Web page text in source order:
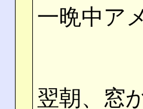
一晩中ア
翌朝、窓